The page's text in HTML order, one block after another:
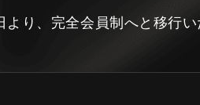
より、完全会員制へと移行